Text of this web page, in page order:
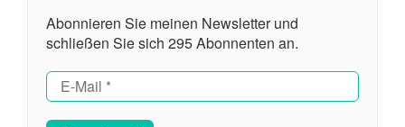
Abonnieren Sie meinen Newsletter und
schließen Sie sich 295 Abonnenten an.